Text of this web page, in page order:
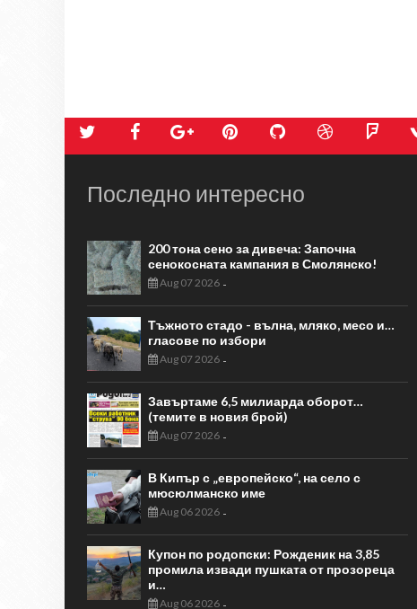
Последно интересно
200 тона сено за дивеча: Започна
сенокосната кампания в Смолянско!
Aug 07 2026 -
Тъжното стадо - вълна, мляко, месо и…
гласове по избори
Aug 07 2026 -
Завъртаме 6,5 милиарда оборот…
(темите в новия брой)
Aug 07 2026 -
В Кипър с „европейско“, на село с
мюсюлманско име
Aug 06 2026 -
Купон по родопски: Рожденик на 3,85
промила извади пушката от прозореца
и…
Aug 06 2026 -